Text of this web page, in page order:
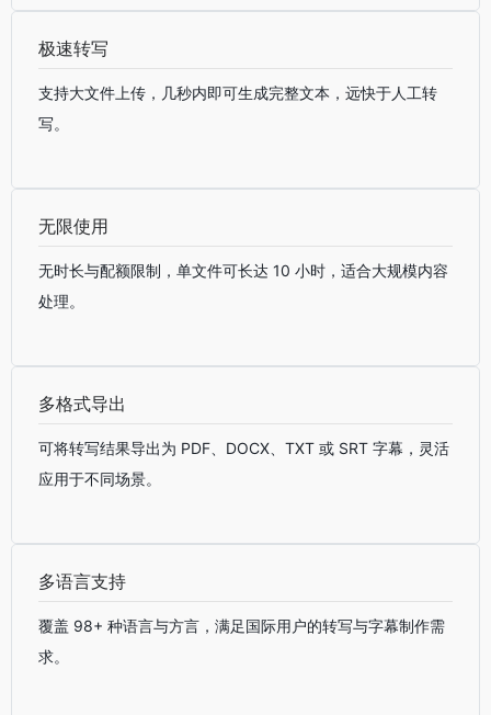
极速转写
支持大文件上传，几秒内即可生成完整文本，远快于人工转
写。
无限使用
无时长与配额限制，单文件可长达 10 小时，适合大规模内容
处理。
多格式导出
可将转写结果导出为 PDF、DOCX、TXT 或 SRT 字幕，灵活
应用于不同场景。
多语言支持
覆盖 98+ 种语言与方言，满足国际用户的转写与字幕制作需
求。